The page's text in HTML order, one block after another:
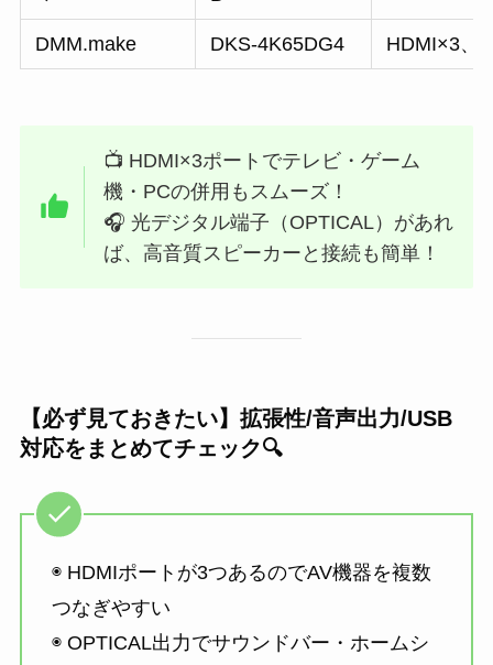
DMM.make DKS-4K65DG4 HDMI×3、
📺 HDMI×3ポートでテレビ・ゲーム
機・PCの併用もスムーズ！
🎧 光デジタル端子（OPTICAL）があれ
ば、高音質スピーカーと接続も簡単！
【必ず見ておきたい】拡張性/音声出力/USB
対応をまとめてチェック🔍
◉ HDMIポートが3つあるのでAV機器を複数
つなぎやすい
◉ OPTICAL出力でサウンドバー・ホームシ